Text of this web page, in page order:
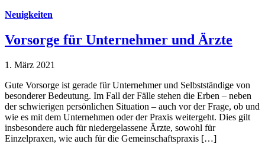
Neuigkeiten
Vorsorge für Unternehmer und Ärzte
1. März 2021
Gute Vorsorge ist gerade für Unternehmer und Selbstständige von
besonderer Bedeutung. Im Fall der Fälle stehen die Erben – neben
der schwierigen persönlichen Situation – auch vor der Frage, ob und
wie es mit dem Unternehmen oder der Praxis weitergeht. Dies gilt
insbesondere auch für niedergelassene Ärzte, sowohl für
Einzelpraxen, wie auch für die Gemeinschaftspraxis […]